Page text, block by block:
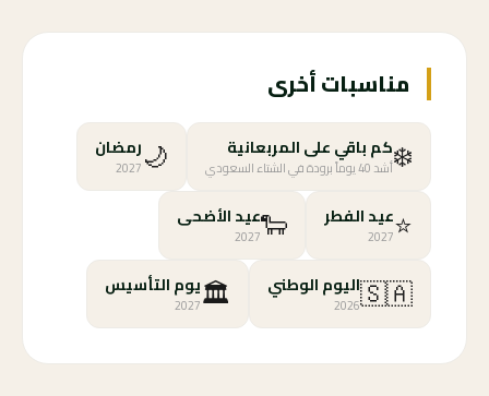
مناسبات أخرى
❄️كم باقي على المربعانية
أشد 40 يوماً برودة في الشتاء السعودي 🌙رمضان
2027
⭐عيد الفطر
2027
🐑عيد الأضحى
2027
🇸🇦اليوم الوطني
2026
🏛️يوم التأسيس
2027